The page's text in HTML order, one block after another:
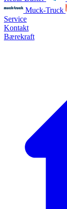
Muck-Truck
Service
Kontakt
Bærekraft